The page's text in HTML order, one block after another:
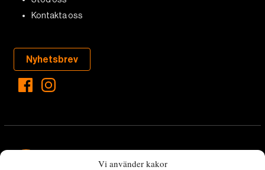
Vi använder kakor
Kontakta oss
Nyhetsbrev